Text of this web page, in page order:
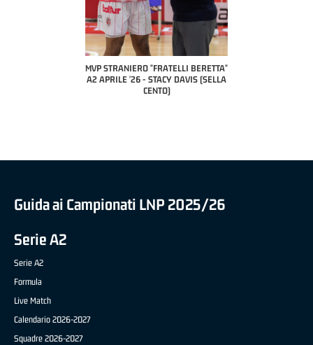
MVP STRANIERO "FRATELLI BERETTA"
A2 APRILE '26 - STACY DAVIS (SELLA
MVP "FRATELLI BERETTA" SAMUEL
DILAS B NAZIONALE APRILE '26 -
MARCO RESTELLI (TAV TREVIGLIO
Guida ai Campionati LNP 2025/26
Serie A2
Serie A2
Formula
Live Match
Calendario 2026-2027
Squadre 2026-2027